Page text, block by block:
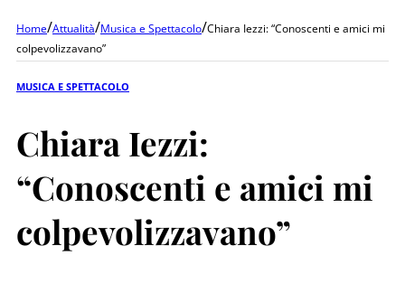
Home/Attualità/Musica e Spettacolo/Chiara Iezzi: “Conoscenti e amici mi
colpevolizzavano”
MUSICA E SPETTACOLO
Chiara Iezzi:
“Conoscenti e amici mi
colpevolizzavano”